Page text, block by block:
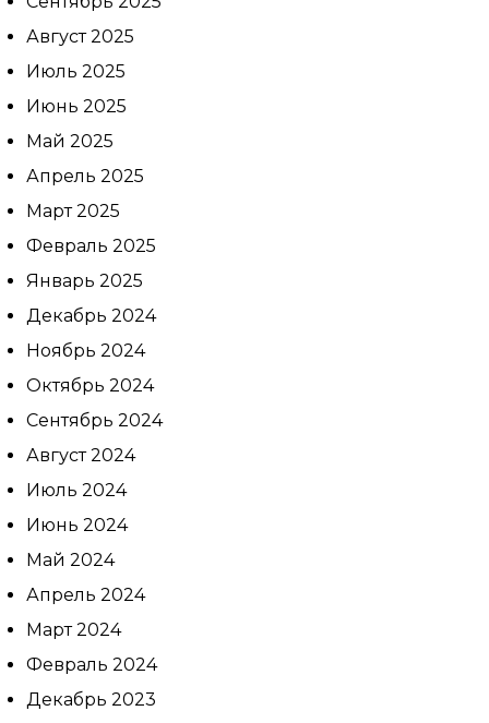
врача:
срочная запись на
Нажимая кнопку «Записаться на
приём» вы подтверждаете, что
конфиденциальности
Август 2025
Июль 2025
Июнь 2025
Май 2025
Апрель 2025
Март 2025
Февраль 2025
Январь 2025
Декабрь 2024
Ноябрь 2024
Октябрь 2024
Сентябрь 2024
Август 2024
Июль 2024
Июнь 2024
Май 2024
Апрель 2024
Март 2024
Февраль 2024
Декабрь 2023